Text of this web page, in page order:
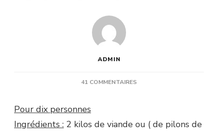
ADMIN
41 COMMENTAIRESSUR
بالأناناس
Pour dix personnes
Ingrédients : 2 kilos de viande ou ( de pilons de